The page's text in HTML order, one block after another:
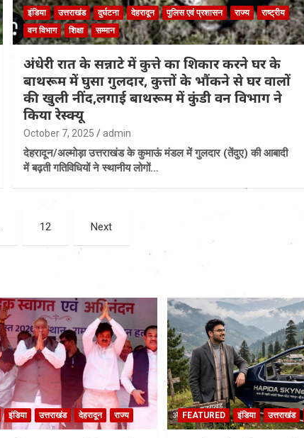
इंडिया उत्तराखंड दुर्घटना देहरादून पुलिस एवं प्रशासन राज्य
राष्ट्रीय
वन विभाग
शिक्षा सम्मान
अंधेरी रात के सन्नाटे में कुत्ते का शिकार करने घर के
बाथरूम में घुसा गुलदार, कुत्तों के भौंकने से घर वालों
की खुली नींद,लगाई बाथरूम में कुंडी वन विभाग ने
किया रेस्क्यू
October 7, 2025 admin
देहरादून/अल्मोड़ा उत्तराखंड के कुमाऊं मंडल में गुलदार (तेंदुए) की आबादी
में बढ़ती गतिविधियों ने स्थानीय लोगों…
12 Next
इंडिया उत्तराखंड देहरादून राज्य FEATURED इंडिया उत्तराखंड